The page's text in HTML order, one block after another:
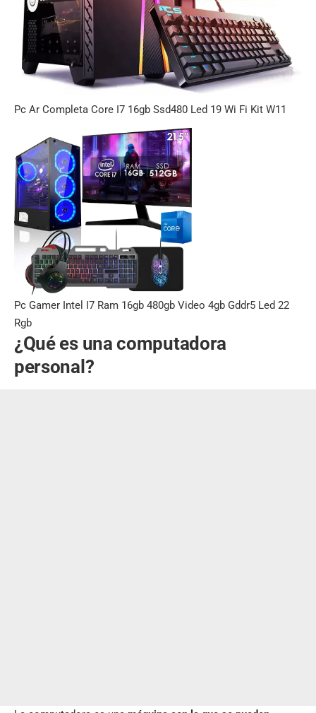
Pc Ar Completa Core I7 16gb Ssd480 Led 19 Wi Fi Kit W11
Pc Gamer Intel I7 Ram 16gb 480gb Video 4gb Gddr5 Led 22
Rgb
¿Qué es una computadora
personal?